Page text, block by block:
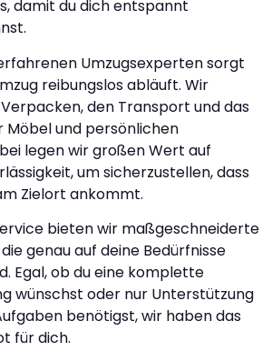
damit du dich entspannt
Umzugsexperten sorgt
reibungslos abläuft. Wir
den Transport und das
Möbel und persönlichen
legen wir großen Wert auf
um sicherzustellen, dass
Zielort ankommt.
bieten wir maßgeschneiderte
genau auf deine Bedürfnisse
Egal, ob du eine komplette
wünschst oder nur Unterstützung
benötigst, wir haben das
für dich.